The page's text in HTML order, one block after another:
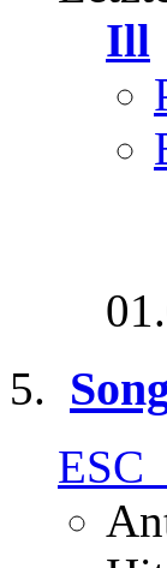
Ill